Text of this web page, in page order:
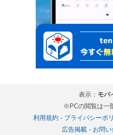
表示： モバ
※PCの閲覧は一
利用規約 - プライバシーポ
広告掲載- お問